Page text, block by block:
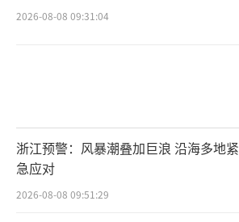
2026-08-08 09:31:04
浙江预警：风暴潮叠加巨浪 沿海多地紧
急应对
2026-08-08 09:51:29